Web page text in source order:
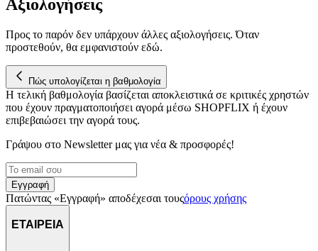
διεύθυνση IP σας, χρησιμοποιώντας τεχνολογία όπως cookies
στη συσκευή σας, με σκοπό την προβολή εξατομικευμένων
διαφημίσεων και περιεχομένου, τις μετρήσεις σχετικά με
μας και την ανάπτυξη προϊόντων. Επίσης, κοινοποιούμε
πληροφορίες σχετικά με την από μέρους σας χρήση της
τοποθεσίας μας στους συνεργάτες μέσων κοινωνικής
δικτύωσης, διαφημίσεων και ανάλυσης.
Αξιολογήσεις
Προς το παρόν δεν υπάρχουν άλλες αξιολογήσεις. Όταν
προστεθούν, θα εμφανιστούν εδώ.
Πώς υπολογίζεται η βαθμολογία
Η τελική βαθμολογία βασίζεται αποκλειστικά σε κριτικές χρηστών
που έχουν πραγματοποιήσει αγορά μέσω SHOPFLIX ή έχουν
επιβεβαιώσει την αγορά τους.
Γράψου στο Νewsletter μας για νέα & προσφορές!
Εγγραφή
Πατώντας «Εγγραφή» αποδέχεσαι τουςόρους χρήσης
ΕΤΑΙΡΕΙΑ